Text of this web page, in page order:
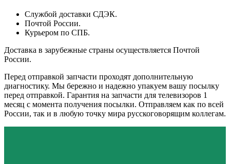
Службой доставки СДЭК.
Почтой России.
Курьером по СПБ.
Доставка в зарубежные страны осуществляется Почтой
России.
Перед отправкой запчасти проходят дополнительную
диагностику. Мы бережно и надежно упакуем вашу посылку
перед отправкой. Гарантия на запчасти для телевизоров 1
месяц с момента получения посылки. Отправляем как по всей
России, так и в любую точку мира русскоговорящим коллегам.